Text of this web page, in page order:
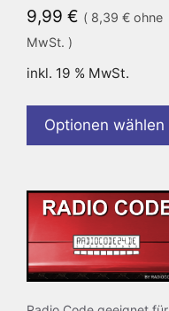
9,99 € ( 8,39 € ohne
MwSt. )
inkl. 19 % MwSt.
Optionen wählen